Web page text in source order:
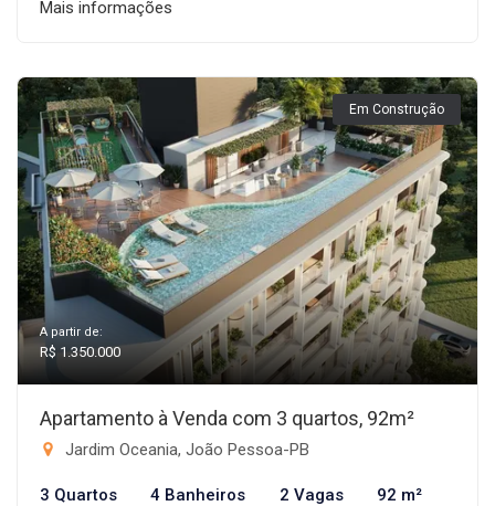
Mais informações
Em Construção
A partir de:
R$ 1.350.000
Apartamento à Venda com 3 quartos, 92m²
Jardim Oceania, João Pessoa-PB
3 Quartos 4 Banheiros 2 Vagas 92 m²